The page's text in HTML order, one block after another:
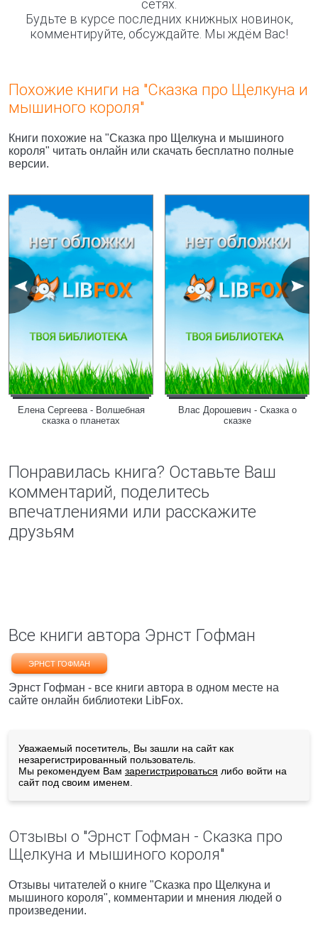
сетях.
Будьте в курсе последних книжных новинок,
комментируйте, обсуждайте. Мы ждём Вас!
Похожие книги на "Сказка про Щелкуна и
мышиного короля"
Книги похожие на "Сказка про Щелкуна и мышиного
короля" читать онлайн или скачать бесплатно полные
версии.
Елена Сергеева - Волшебная
сказка о планетах
Влас Дорошевич - Сказка о
сказке
Понравилась книга? Оставьте Ваш
комментарий, поделитесь
впечатлениями или расскажите
друзьям
Все книги автора Эрнст Гофман
ЭРНСТ ГОФМАН
Эрнст Гофман - все книги автора в одном месте на
сайте онлайн библиотеки LibFox.
Уважаемый посетитель, Вы зашли на сайт как
незарегистрированный пользователь.
Мы рекомендуем Вам зарегистрироваться либо войти на
сайт под своим именем.
Отзывы о "Эрнст Гофман - Сказка про
Щелкуна и мышиного короля"
Отзывы читателей о книге "Сказка про Щелкуна и
мышиного короля", комментарии и мнения людей о
произведении.